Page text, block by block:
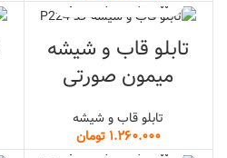
تابلو قاب و شیشه
میمون صورتی
تابلو قاب و شیشه
تومان